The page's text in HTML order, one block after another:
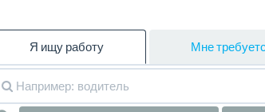
Я ищу работу Мне